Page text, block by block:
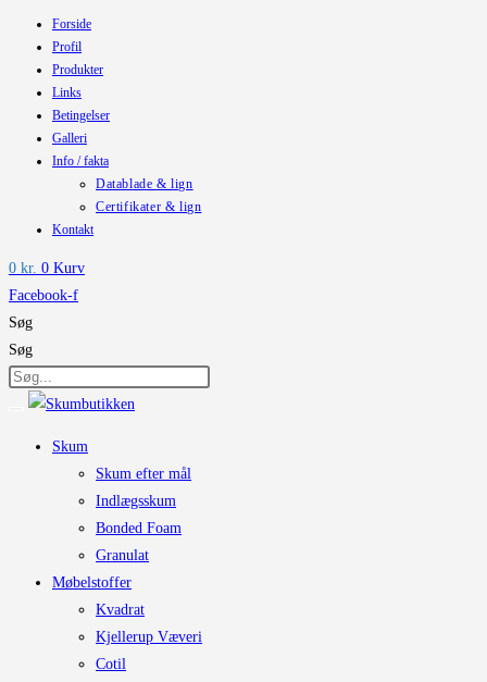
Forside
Profil
Produkter
Links
Betingelser
Galleri
Info / fakta
Datablade & lign
Certifikater & lign
Kontakt
0 kr. 0 Kurv
Facebook-f
Søg
Søg
Skum
Skum efter mål
Indlægsskum
Bonded Foam
Granulat
Møbelstoffer
Kvadrat
Kjellerup Væveri
Cotil